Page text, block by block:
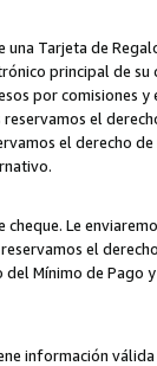
una Tarjeta de
principal de
por comisiones
reservamos el
el derecho
cheque. Le
el
Mínimo de Pago
información